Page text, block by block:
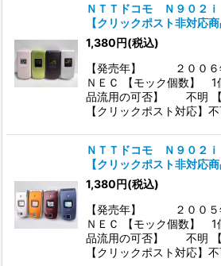
ＮＴＴドコモ Ｎ９０２
【クリックポスト非対応商
1,380円(税込)
【発売年】 ２００
ＮＥＣ 【モック個数】 1
品流用の可否】 不明
【クリックポスト対応】
ＮＴＴドコモ Ｎ９０２
【クリックポスト非対応商
1,380円(税込)
【発売年】 ２００
ＮＥＣ 【モック個数】 1
品流用の可否】 不明
【クリックポスト対応】